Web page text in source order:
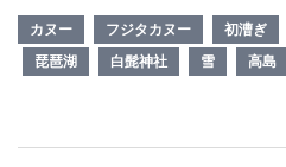
カヌー フジタカヌー 初漕ぎ
琵琶湖
白髭神社 雪 高島